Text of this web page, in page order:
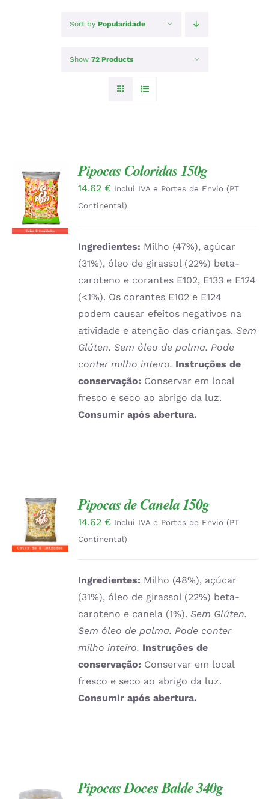
Sort by Popularidade
Show 72 Products
ADICIONAR
/
DETALHES
Pipocas Coloridas 150g
14.62 € Inclui IVA e Portes de Envio (PT
Continental)
Ingredientes: Milho (47%), açúcar
(31%), óleo de girassol (22%) beta-
caroteno e corantes E102, E133 e E124
(<1%). Os corantes E102 e E124
podem causar efeitos negativos na
atividade e atenção das crianças.Sem
Glúten. Sem óleo de palma. Pode
conter milho inteiro. Instruções de
conservação: Conservar em local
fresco e seco ao abrigo da luz.
Consumir após abertura.
ADICIONAR
/
DETALHES
Pipocas de Canela 150g
14.62 € Inclui IVA e Portes de Envio (PT
Continental)
Ingredientes: Milho (48%), açúcar
(31%), óleo de girassol (22%) beta-
caroteno e canela (1%).Sem Glúten.
Sem óleo de palma. Pode conter
milho inteiro. Instruções de
conservação: Conservar em local
fresco e seco ao abrigo da luz.
Consumir após abertura.
Pipocas Doces Balde 340g